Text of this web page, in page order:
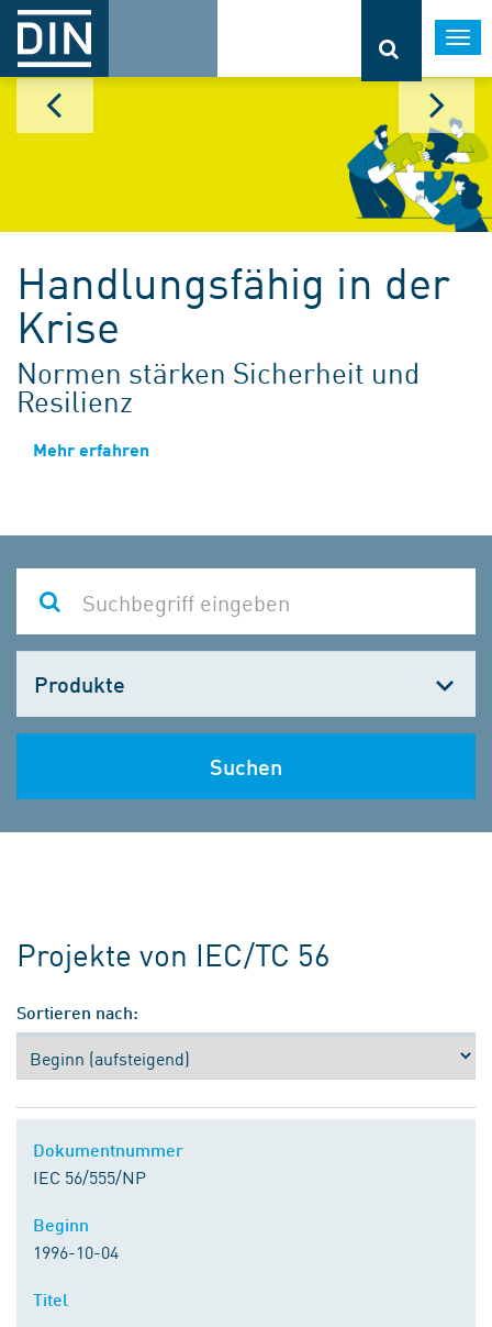
Handlungsfähig in der
Krise
Normen stärken Sicherheit und
Resilienz
Mehr erfahren
wählen
Suchen
Projekte von IEC/TC 56
Sortieren nach:
Dokumentnummer
IEC 56/555/NP
Beginn
1996-10-04
Titel